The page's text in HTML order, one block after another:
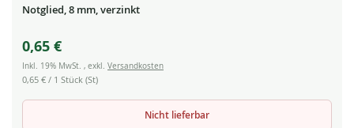
Notglied, 8 mm, verzinkt
0,65 €
Inkl. 19% MwSt. , exkl. Versandkosten
0,65 € / 1 Stück (St)
Nicht lieferbar